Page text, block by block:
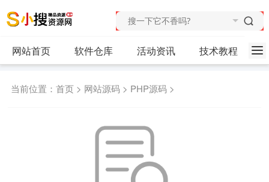
网站首页 软件仓库 活动资讯 技术教程
当前位置：首页 > 网站源码 > PHP源码 >